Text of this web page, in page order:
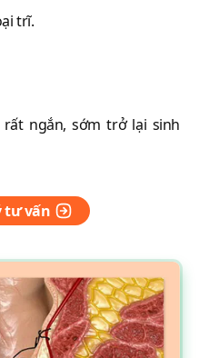
trĩ.
ngắn, sớm trở lại sinh
tư vấn